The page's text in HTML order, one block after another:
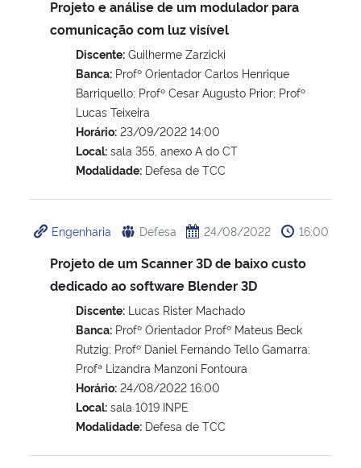
Projeto e análise de um modulador para
comunicação com luz visível
Discente: Guilherme Zarzicki
Banca: Profº Orientador Carlos Henrique
Barriquello; Profº Cesar Augusto Prior; Profº
Lucas Teixeira
Horário: 23/09/2022 14:00
Local: sala 355, anexo A do CT
Modalidade: Defesa de TCC
Engenharia Defesa 24/08/2022 16:00
Projeto de um Scanner 3D de baixo custo
dedicado ao software Blender 3D
Discente: Lucas Rister Machado
Banca: Profº Orientador Profº Mateus Beck
Rutzig; Profº Daniel Fernando Tello Gamarra;
Profª Lizandra Manzoni Fontoura
Horário: 24/08/2022 16:00
Local: sala 1019 INPE
Modalidade: Defesa de TCC